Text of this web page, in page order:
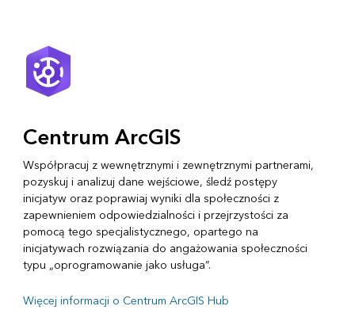
Centrum ArcGIS
Współpracuj z wewnętrznymi i zewnętrznymi partnerami,
pozyskuj i analizuj dane wejściowe, śledź postępy
inicjatyw oraz poprawiaj wyniki dla społeczności z
zapewnieniem odpowiedzialności i przejrzystości za
pomocą tego specjalistycznego, opartego na
inicjatywach rozwiązania do angażowania społeczności
typu „oprogramowanie jako usługa”.
Więcej informacji o Centrum ArcGIS Hub